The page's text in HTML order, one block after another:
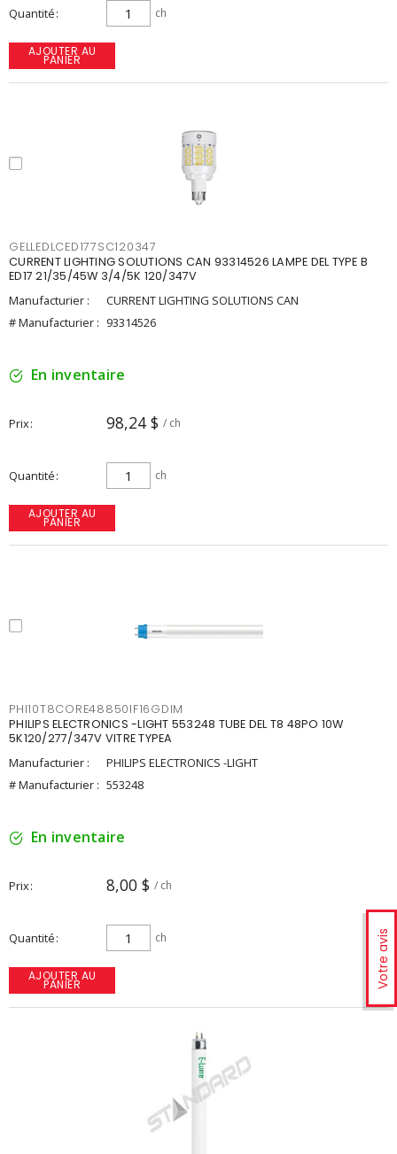
Votre avis
Quantité ch
AJOUTER AU
PANIER
GELLEDLCED177SC120347
CURRENT LIGHTING SOLUTIONS CAN 93314526 LAMPE DEL TYPE B
ED17 21/35/45W 3/4/5K 120/347V
Manufacturier :
CURRENT LIGHTING SOLUTIONS CAN
# Manufacturier : 93314526
En inventaire
Prix 98,24 $ / ch
Quantité ch
AJOUTER AU
PANIER
PHI10T8CORE48850IF16GDIM
PHILIPS ELECTRONICS -LIGHT 553248 TUBE DEL T8 48PO 10W
5K120/277/347V VITRE TYPEA
Manufacturier :
PHILIPS ELECTRONICS -LIGHT
# Manufacturier : 553248
En inventaire
Prix 8,00 $ / ch
Quantité ch
AJOUTER AU
PANIER